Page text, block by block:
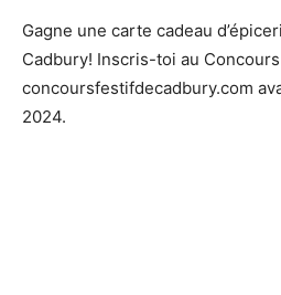
Gagne une carte cadeau
Cadbury! Inscris-toi au
concoursfestifdecadbury.com
2024.